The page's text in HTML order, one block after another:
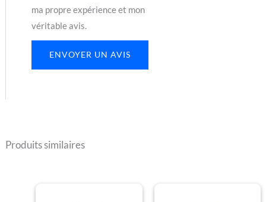
ma propre expérience et mon
véritable avis.
ENVOYER UN AVIS
Produits similaires